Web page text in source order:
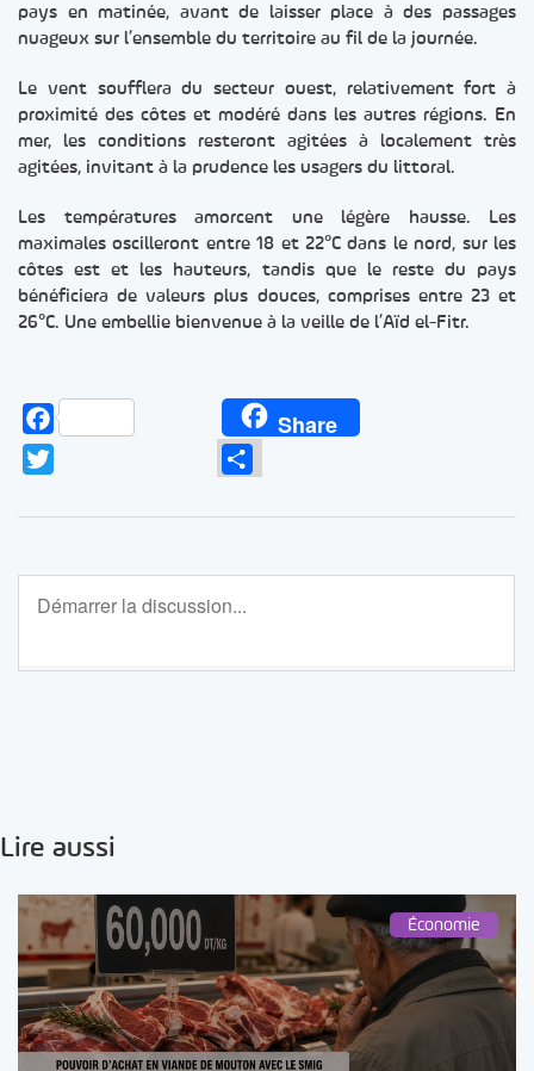
pays en matinée, avant de laisser place à des passages
nuageux sur l’ensemble du territoire au fil de la journée.
Le vent soufflera du secteur ouest, relativement fort à
proximité des côtes et modéré dans les autres régions. En
mer, les conditions resteront agitées à localement très
agitées, invitant à la prudence les usagers du littoral.
Les températures amorcent une légère hausse. Les
maximales oscilleront entre 18 et 22°C dans le nord, sur les
côtes est et les hauteurs, tandis que le reste du pays
bénéficiera de valeurs plus douces, comprises entre 23 et
26°C. Une embellie bienvenue à la veille de l’Aïd el-Fitr.
Facebook Share
Lire aussi
Économie